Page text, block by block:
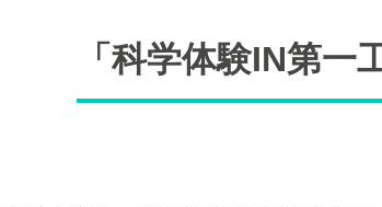
「科学体験IN第